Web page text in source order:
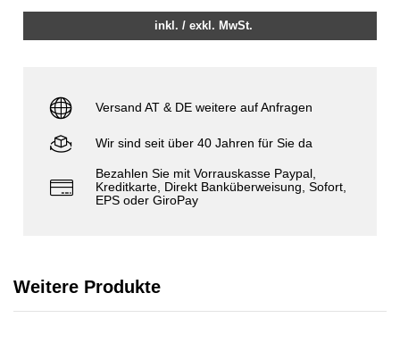
inkl. / exkl. MwSt.
Versand AT & DE weitere auf Anfragen
Wir sind seit über 40 Jahren für Sie da
Bezahlen Sie mit Vorrauskasse Paypal,
Kreditkarte, Direkt Banküberweisung, Sofort,
EPS oder GiroPay
Weitere Produkte